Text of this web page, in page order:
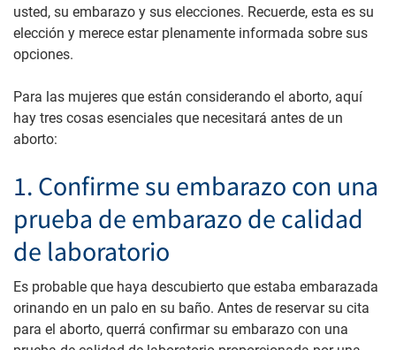
usted, su embarazo y sus elecciones. Recuerde, esta es su
elección y merece estar plenamente informada sobre sus
opciones.
Para las mujeres que están considerando el aborto, aquí
hay tres cosas esenciales que necesitará antes de un
aborto:
1. Confirme su embarazo con una
prueba de embarazo de calidad
de laboratorio
Es probable que haya descubierto que estaba embarazada
orinando en un palo en su baño. Antes de reservar su cita
para el aborto, querrá confirmar su embarazo con una